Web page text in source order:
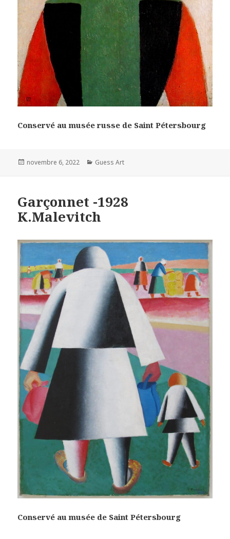
Conservé au musée russe de Saint Pétersbourg
Posted
novembre 6, 2022 Categories
Guess Art
Garçonnet -1928
K.Malevitch
Conservé au musée de Saint Pétersbourg